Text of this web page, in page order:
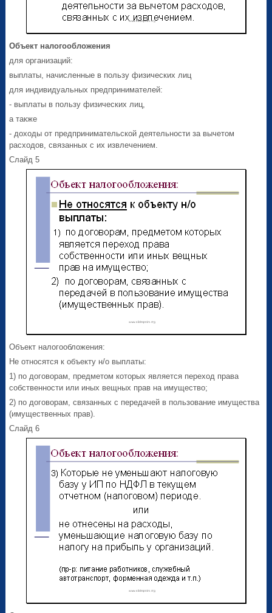
Объект налогообложения
для организаций:
выплаты, начисленные в пользу физических лиц
для индивидуальных предпринимателей:
- выплаты в пользу физических лиц,
а также
- доходы от предпринимательской деятельности за вычетом
расходов, связанных с их извлечением.
Слайд 5
Объект налогообложения:
Не относятся к объекту н/о выплаты:
1) по договорам, предметом которых является переход права
собственности или иных вещных прав на имущество;
2) по договорам, связанных с передачей в пользование имущества
(имущественных прав).
Слайд 6